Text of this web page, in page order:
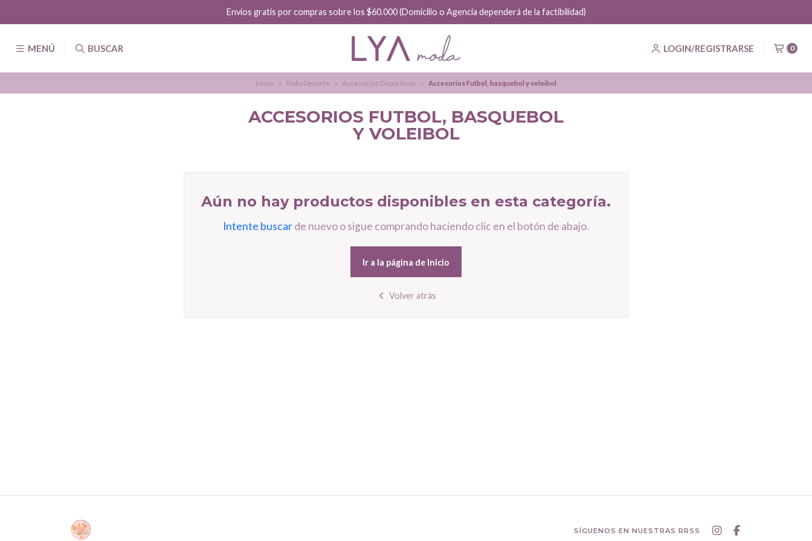
MENÚ BUSCAR LOGIN/REGISTRARSE 0
Envíos gratis por compras sobre los $60.000 (Domicilio o Agencia dependerá de la factibilidad)
Inicio Todo Deporte Accesorios Deportivos Accesorios Futbol, basquebol y voleibol
ACCESORIOS FUTBOL, BASQUEBOL
Y VOLEIBOL
Aún no hay productos disponibles en esta categoría.
Intente buscarde nuevo o sigue comprando haciendo clic en el botón de abajo.
Ir a la página de Inicio
Volver atrás
SÍGUENOS EN NUESTRAS RRSS